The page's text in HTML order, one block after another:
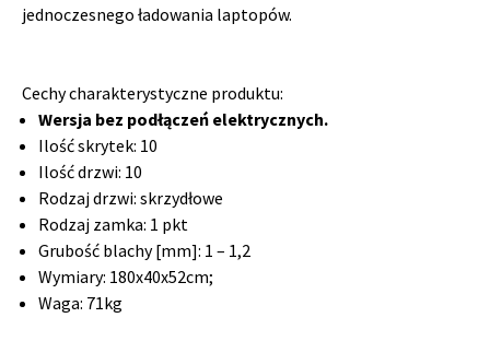
jednoczesnego ładowania laptopów.
Cechy charakterystyczne produktu:
Wersja bez podłączeń elektrycznych.
Ilość skrytek: 10
Ilość drzwi: 10
Rodzaj drzwi: skrzydłowe
Rodzaj zamka: 1 pkt
Grubość blachy [mm]: 1 – 1,2
Wymiary: 180x40x52cm;
Waga: 71kg